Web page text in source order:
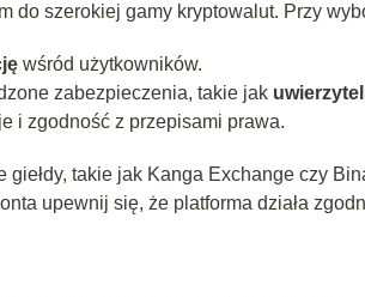
do szerokiej gamy kryptowalut. Przy
wśród użytkowników.
zabezpieczenia, takie jak
i zgodność z przepisami prawa.
giełdy, takie jak Kanga Exchange czy
upewnij się, że platforma działa